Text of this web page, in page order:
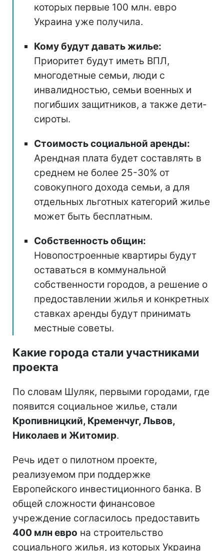
которых первые 100 млн. евро
Украина уже получила.
Кому будут давать жилье:
Приоритет будут иметь ВПЛ,
многодетные семьи, люди с
инвалидностью, семьи военных и
погибших защитников, а также дети-
сироты.
Стоимость социальной аренды:
Арендная плата будет составлять в
среднем не более 25-30% от
совокупного дохода семьи, а для
отдельных льготных категорий жилье
может быть бесплатным.
Собственность общин:
Новопостроенные квартиры будут
оставаться в коммунальной
собственности городов, а решение о
предоставлении жилья и конкретных
ставках аренды будут принимать
местные советы.
Какие города стали участниками
проекта
По словам Шуляк, первыми городами, где
появится социальное жилье, стали
Кропивницкий, Кременчуг, Львов,
Николаев и Житомир.
Речь идет о пилотном проекте,
реализуемом при поддержке
Европейского инвестиционного банка. В
общей сложности финансовое
учреждение согласилось предоставить
400 млн евро на строительство
социального жилья, из которых Украина